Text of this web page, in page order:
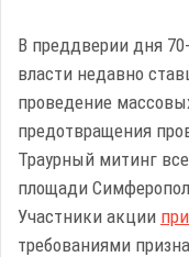
В преддверии дня
власти недавно
проведение
предотвращения
Траурный митинг
площади
Участники акции
требованиями